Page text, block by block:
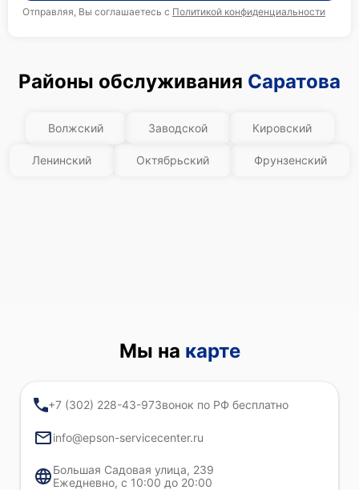
Отправляя, Вы соглашаетесь с Политикой конфиденциальности
Районы обслуживания Саратова
Волжский Заводской Кировский
Ленинский Октябрьский Фрунзенский
Мы на карте
+7 (302) 228-43-97Звонок по РФ бесплатно
info@epson-servicecenter.ru
Большая Садовая улица, 239
Ежедневно, с 10:00 до 20:00